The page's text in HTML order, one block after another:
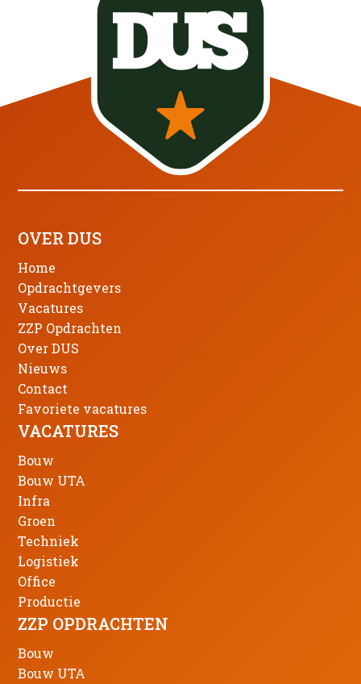
OVER DUS
Home
Opdrachtgevers
Vacatures
ZZP Opdrachten
Over DUS
Nieuws
Contact
Favoriete vacatures
VACATURES
Bouw
Bouw UTA
Infra
Groen
Techniek
Logistiek
Office
Productie
ZZP OPDRACHTEN
Bouw
Bouw UTA